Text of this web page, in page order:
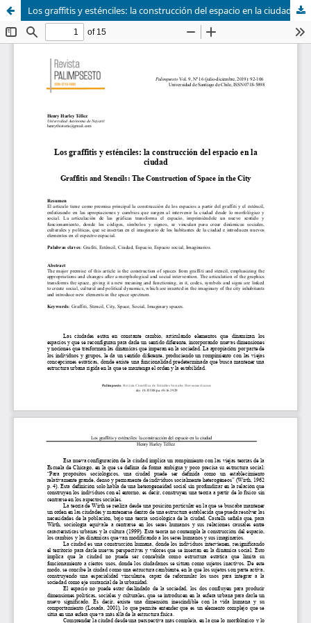
Los graffitis y esténciles: la construcción del espacio en la ciudad